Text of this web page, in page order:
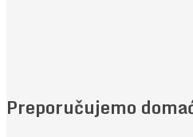
Preporučujemo